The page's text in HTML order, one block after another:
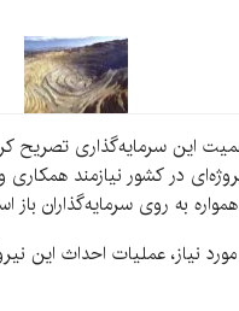
در کشور نیازمند
به روی سرمایه‌گذاران باز
نیاز، عملیات احداث این